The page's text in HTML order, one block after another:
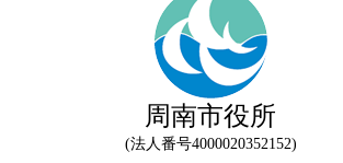
周南市役所
法人番号4000020352152